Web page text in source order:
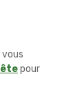
vous
pour